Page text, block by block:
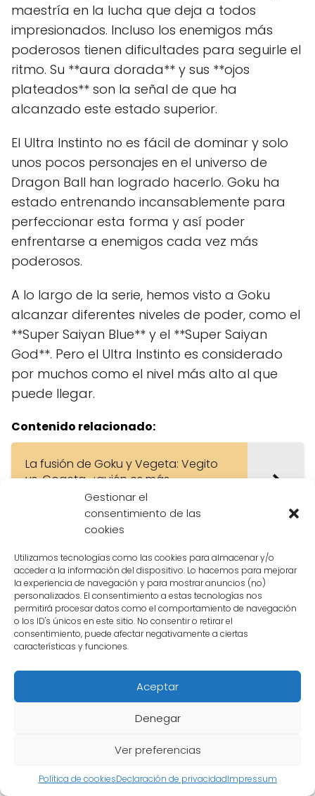
Gestionar el
consentimiento de las
cookies
Utilizamos tecnologías como las cookies para almacenar y/o
acceder a la información del dispositivo. Lo hacemos para mejorar
la experiencia de navegación y para mostrar anuncios (no)
personalizados. El consentimiento a estas tecnologías nos
permitirá procesar datos como el comportamiento de navegación
o los ID's únicos en este sitio. No consentir o retirar el
consentimiento, puede afectar negativamente a ciertas
características y funciones.
Aceptar
Denegar
Ver preferencias
Política de cookiesDeclaración de privacidadImpressum
maestría en la lucha que deja a todos
impresionados. Incluso los enemigos más
poderosos tienen dificultades para seguirle el
ritmo. Su **aura dorada** y sus **ojos
plateados** son la señal de que ha
alcanzado este estado superior.
El Ultra Instinto no es fácil de dominar y solo
unos pocos personajes en el universo de
Dragon Ball han logrado hacerlo. Goku ha
estado entrenando incansablemente para
perfeccionar esta forma y así poder
enfrentarse a enemigos cada vez más
poderosos.
A lo largo de la serie, hemos visto a Goku
alcanzar diferentes niveles de poder, como el
**Super Saiyan Blue** y el **Super Saiyan
God**. Pero el Ultra Instinto es considerado
por muchos como el nivel más alto al que
puede llegar.
Contenido relacionado:
La fusión de Goku y Vegeta: Vegito
vs. Gogeta, ¿quién es más
poderoso?
demostrado ser capaz de derrotar a
enemigos formidables como Jiren, uno de los
luchadores más poderosos del Torneo de
Poder. Su **velocidad y fuerza increíbles** le
permiten superar a sus oponentes con
Es importante tener en cuenta que el Ultra
Instinto no es algo que Goku pueda mantener
requiere una gran cantidad de energía y
concentración, por lo que Goku solo puede